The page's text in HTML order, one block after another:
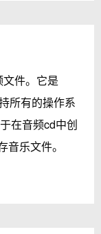
件。它是
所有的操作系
在音频cd中创
乐文件。